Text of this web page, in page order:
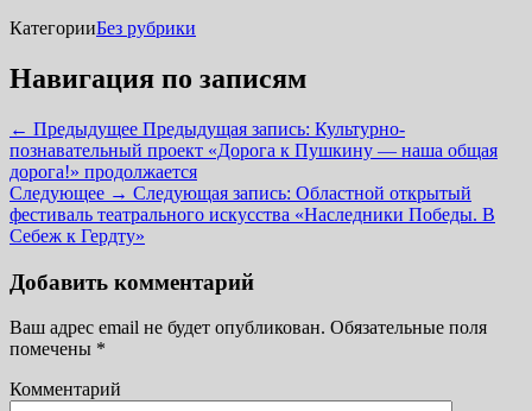
КатегорииБез рубрики
Навигация по записям
← Предыдущее Предыдущая запись: Культурно-
познавательный проект «Дорога к Пушкину — наша общая
дорога!» продолжается
Следующее → Следующая запись: Областной открытый
фестиваль театрального искусства «Наследники Победы. В
Себеж к Гердту»
Добавить комментарий
Ваш адрес email не будет опубликован. Обязательные поля
помечены *
Комментарий